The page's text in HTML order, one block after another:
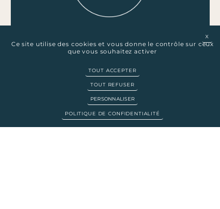
Ce site utilise des cookies et vous donne le contrôle sur ceux
que vous souhaitez activer
TOUT ACCEPTER
TOUT REFUSER
PERSONNALISER
POLITIQUE DE CONFIDENTIALITÉ
X
ANNUAIRE
LE BARREAU DE NICE